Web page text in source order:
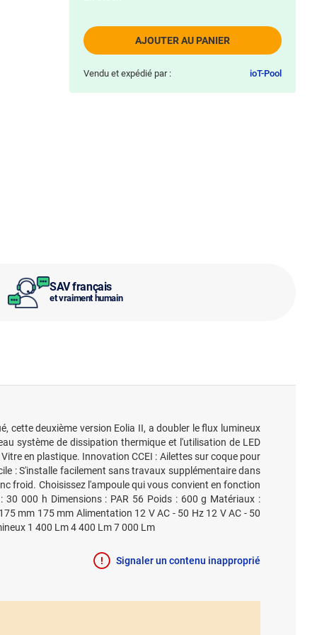
SAV français
et vraiment humain
AJOUTER AU PANIER
Vendu et expédié par : ioT-Pool
cette deuxième version Eolia II, a doubler le flux lumineux
système de dissipation thermique et l'utilisation de LED
en plastique. Innovation CCEI : Ailettes sur coque pour
: S'installe facilement sans travaux supplémentaire dans
froid. Choisissez l'ampoule qui vous convient en fonction
000 h Dimensions : PAR 56 Poids : 600 g Matériaux :
mm 175 mm Alimentation 12 V AC - 50 Hz 12 V AC - 50
1 400 Lm 4 400 Lm 7 000 Lm
Signaler un contenu inapproprié